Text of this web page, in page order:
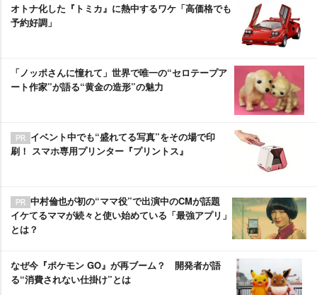
オトナ化した『トミカ』に熱中するワケ「高価格でも
予約好調」
「ノッポさんに憧れて」世界で唯一の“セロテープア
ート作家”が語る“黄金の造形”の魅力
イベント中でも“盛れてる写真”をその場で印
刷！ スマホ専用プリンター『プリントス』
中村倫也が初の“ママ役”で出演中のCMが話題
イケてるママが続々と使い始めている「最強アプリ」
とは？
なぜ今『ポケモン GO』が再ブーム？ 開発者が語
る“消費されない仕掛け”とは